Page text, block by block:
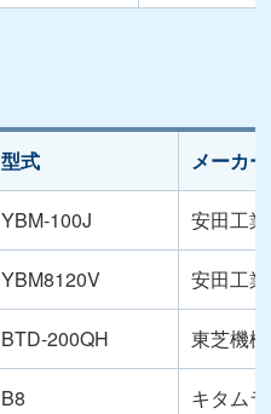
型式 メーカー
YBM-100J 安田工業
YBM8120V 安田工業
BTD-200QH 東芝機械
B8 キタムラ